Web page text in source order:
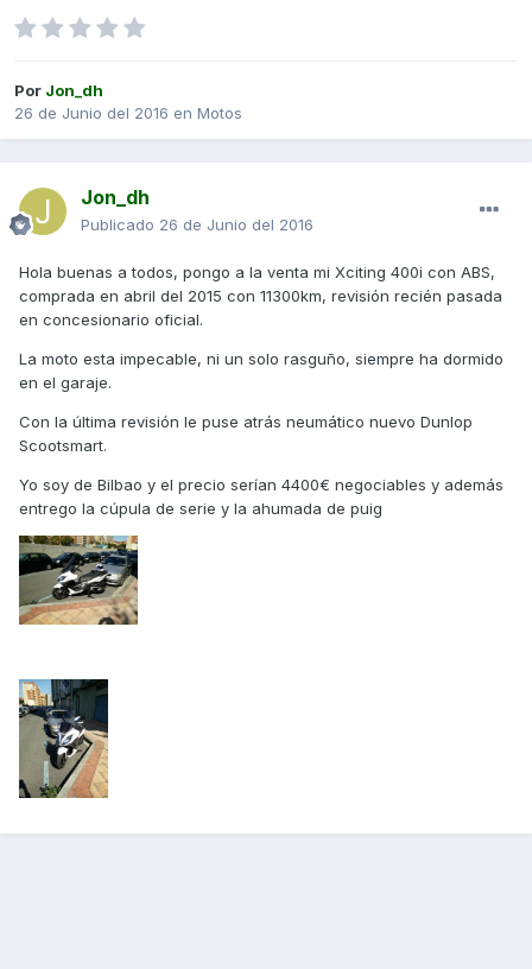
Por Jon_dh
26 de Junio del 2016 en Motos
Jon_dh
Publicado 26 de Junio del 2016
Hola buenas a todos, pongo a la venta mi Xciting 400i con ABS,
comprada en abril del 2015 con 11300km, revisión recién pasada
en concesionario oficial.
La moto esta impecable, ni un solo rasguño, siempre ha dormido
en el garaje.
Con la última revisión le puse atrás neumático nuevo Dunlop
Scootsmart.
Yo soy de Bilbao y el precio serían 4400€ negociables y además
entrego la cúpula de serie y la ahumada de puig